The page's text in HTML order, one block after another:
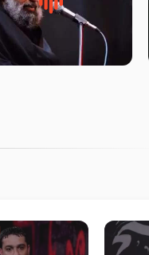
روضه جانسوز پاره های جگر
حسن مجتبی علیه السلام-